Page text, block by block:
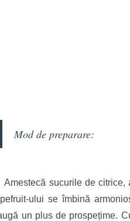
Mod de preparare:
Amestecă sucurile de
ului se îmbină
un plus de prospețime.